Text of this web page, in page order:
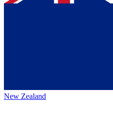
New Zealand